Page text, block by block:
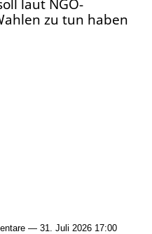
laut NGO-
zu tun haben
— 31. Juli 2026 17:00